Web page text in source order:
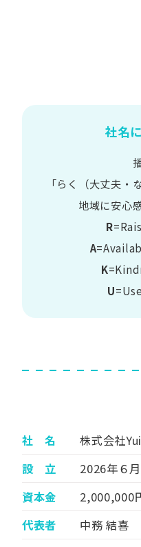
社名
「らく​（大丈夫・
地域に​安心
R
A
K
U
社 名
株式会社
設 立
2026年６
資本金
2,000,000
代表者
中務 結喜